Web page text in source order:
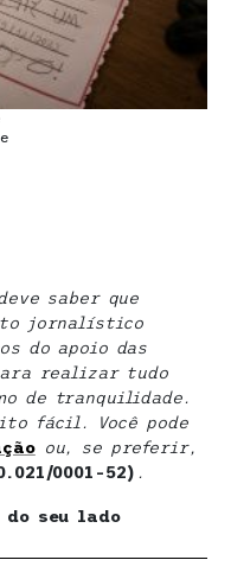
saber que
jornalístico
do apoio das
realizar tudo
de tranquilidade.
fácil. Você pode
o ou, se preferir,
0001-52) .
seu lado